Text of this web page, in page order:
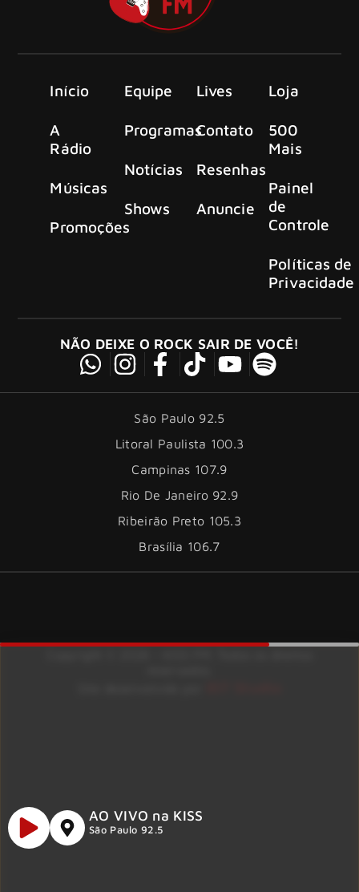
Início
A
Rádio
Músicas
Promoções
Equipe
Programas
Notícias
Shows
Lives
Contato
Resenhas
Anuncie
Loja
500
Mais
Painel
de
Controle
Políticas de
Privacidade
NÃO DEIXE O ROCK SAIR DE VOCÊ!
São Paulo 92.5
Litoral Paulista 100.3
Campinas 107.9
Rio De Janeiro 92.9
Ribeirão Preto 105.3
Brasília 106.7
AO VIVO na KISS
São Paulo 92.5